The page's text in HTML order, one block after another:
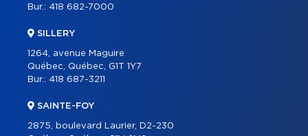
Bur.: 418 682-7000
SILLERY
1264, avenue Maguire
Québec, Québec, G1T 1Y7
Bur.: 418 687-3211
SAINTE-FOY
2875, boulevard Laurier, D2-230